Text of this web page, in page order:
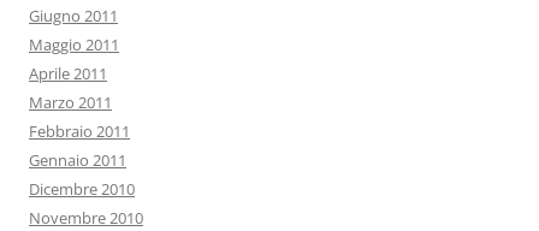
Giugno 2011
Maggio 2011
Aprile 2011
Marzo 2011
Febbraio 2011
Gennaio 2011
Dicembre 2010
Novembre 2010